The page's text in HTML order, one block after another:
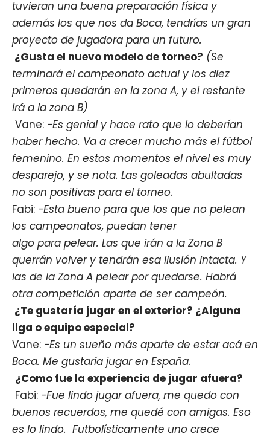
tuvieran una buena preparación física y
además los que nos da Boca, tendrías un gran
proyecto de jugadora para un futuro.
¿Gusta el nuevo modelo de torneo? (Se
terminará el campeonato actual y los diez
primeros quedarán en la zona A, y el restante
irá a la zona B)
Vane: -Es genial y hace rato que lo deberían
haber hecho. Va a crecer mucho más el fútbol
femenino. En estos momentos el nivel es muy
desparejo, y se nota. Las goleadas abultadas
no son positivas para el torneo.
Fabi: -Esta bueno para que los que no pelean
los campeonatos, puedan tener
algo para pelear. Las que irán a la Zona B
querrán volver y tendrán esa ilusión intacta. Y
las de la Zona A pelear por quedarse. Habrá
otra competición aparte de ser campeón.
¿Te gustaría jugar en el exterior? ¿Alguna
liga o equipo especial?
Vane: -Es un sueño más aparte de estar acá en
Boca. Me gustaría jugar en España.
¿Como fue la experiencia de jugar afuera?
Fabi: -Fue lindo jugar afuera, me quedo con
buenos recuerdos, me quedé con amigas. Eso
es lo lindo. Futbolísticamente uno crece